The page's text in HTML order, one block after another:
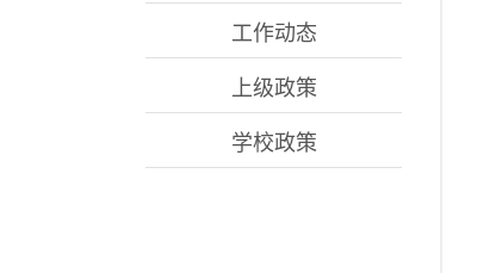
工作动态
上级政策
学校政策